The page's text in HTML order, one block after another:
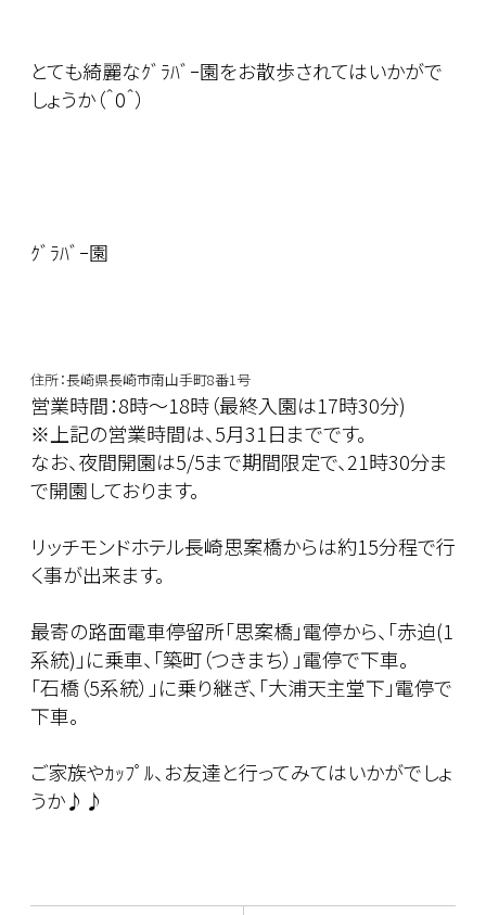
とても綺麗なｸﾞﾗﾊﾞｰ園をお散歩されてはいかがで
しょうか（＾0＾）
ｸﾞﾗﾊﾞｰ園
住所：長崎県長崎市南山手町8番1号
営業時間：8時～18時（最終入園は17時30分)
※上記の営業時間は、5月31日までです。
なお、夜間開園は5/5まで期間限定で、21時30分ま
で開園しております。
リッチモンドホテル長崎思案橋からは約15分程で行
く事が出来ます。
最寄の路面電車停留所「思案橋」電停から、「赤迫(1
系統)」に乗車、「築町（つきまち）」電停で下車。
「石橋（5系統）」に乗り継ぎ、「大浦天主堂下」電停で
下車。
ご家族やｶｯﾌﾟﾙ、お友達と行ってみてはいかがでしょ
うか♪♪